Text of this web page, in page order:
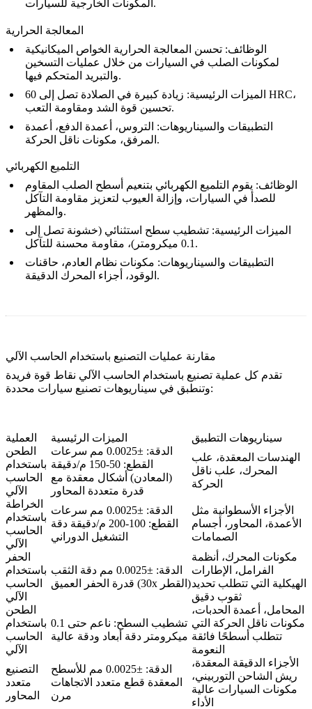
المكونات الخارجية للسيارات.
المعالجة الحرارية
الوظائف: تحسن المعالجة الحرارية الخواص الميكانيكية
لمكونات الصلب في السيارات من خلال عمليات التسخين
والتبريد المتحكم فيها.
الميزات الرئيسية:
زيادة كبيرة في الصلادة تصل إلى 60 HRC،
تحسين قوة الشد ومقاومة التعب.
التطبيقات والسيناريوهات: التروس، أعمدة الدفع، أعمدة
المرفق، مكونات ناقل الحركة.
التلميع الكهربائي
الوظائف: يقوم التلميع الكهربائي بتنعيم أسطح الصلب المقاوم
للصدأ في السيارات، وإزالة العيوب لتعزيز مقاومة التآكل
والمظهر.
الميزات الرئيسية: تشطيب سطح استثنائي (خشونة تصل إلى
0.1 ميكرومتر)، مقاومة محسنة للتآكل.
التطبيقات والسيناريوهات: مكونات نظام العادم، حاقنات
الوقود، أجزاء المحرك الدقيقة.
مقارنة عمليات التصنيع باستخدام الحاسب الآلي
تقدم كل عملية تصنيع باستخدام الحاسب الآلي نقاط قوة فريدة
وتنطبق في سيناريوهات تصنيع سيارات محددة:
العملية الميزات الرئيسية
سيناريوهات التطبيق
الطحن
باستخدام
الحاسب
الآلي
الدقة: ±0.0025 مم سرعات
القطع: 50-150 م/دقيقة
(المعادن) أشكال معقدة مع
قدرة متعددة المحاور
الهندسات المعقدة، علب
المحرك، علب ناقل
الحركة
الخراطة
باستخدام
الحاسب
الآلي
الدقة: ±0.0025 مم سرعات
القطع: 100-200 م/دقيقة دقة
التشغيل الدوراني
الأجزاء الأسطوانية مثل
الأعمدة، المحاور، أجسام
الصمامات
الحفر
باستخدام
الحاسب
الآلي
الدقة: ±0.0025 مم دقة الثقب
قدرة الحفر العميق (30x القطر)
مكونات المحرك، أنظمة
الفرامل، الإطارات
الهيكلية التي تتطلب تحديد
ثقوب دقيق
الطحن
باستخدام
الحاسب
الآلي
تشطيب السطح: ناعم حتى 0.1
ميكرومتر دقة أبعاد ودقة عالية
المحامل، أعمدة الحدبات،
مكونات ناقل الحركة التي
تتطلب أسطحًا فائقة
النعومة
التصنيع
متعدد
المحاور
الدقة: ±0.0025 مم للأسطح
المعقدة قطع متعدد الاتجاهات
مرن
الأجزاء الدقيقة المعقدة،
ريش الشاحن التوربيني،
مكونات السيارات عالية
الأداء